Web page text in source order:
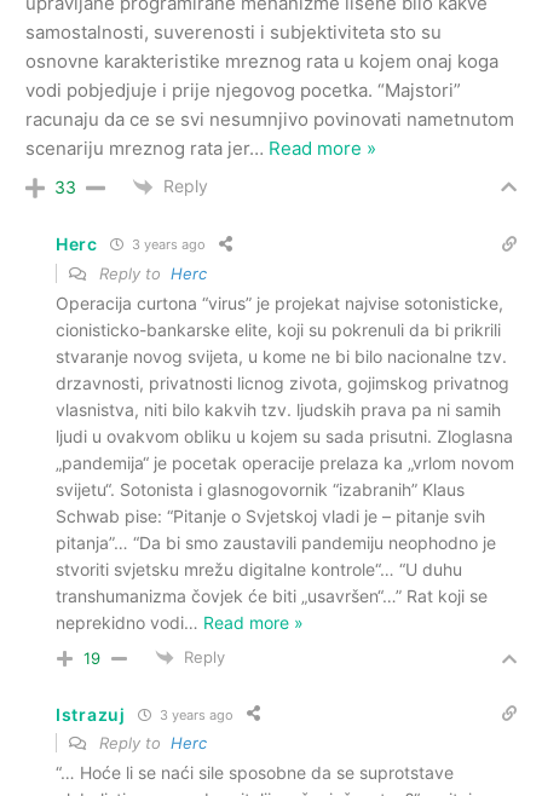
samostalnosti, suverenosti i subjektiviteta sto su
osnovne karakteristike mreznog rata u kojem onaj koga
vodi pobjedjuje i prije njegovog pocetka. “Majstori”
racunaju da ce se svi nesumnjivo povinovati nametnutom
scenariju mreznog rata jer… Read more »
33 Reply
Herc 3 years ago
Reply to Herc
Operacija curtona “virus” je projekat najvise sotonisticke,
cionisticko-bankarske elite, koji su pokrenuli da bi prikrili
stvaranje novog svijeta, u kome ne bi bilo nacionalne tzv.
drzavnosti, privatnosti licnog zivota, gojimskog privatnog
vlasnistva, niti bilo kakvih tzv. ljudskih prava pa ni samih
ljudi u ovakvom obliku u kojem su sada prisutni. Zloglasna
„pandemija“ je pocetak operacije prelaza ka „vrlom novom
svijetu“. Sotonista i glasnogovornik “izabranih” Klaus
Schwab pise: “Pitanje o Svjetskoj vladi je – pitanje svih
pitanja”… “Da bi smo zaustavili pandemiju neophodno je
stvoriti svjetsku mrežu digitalne kontrole“… “U duhu
transhumanizma čovjek će biti „usavršen“…” Rat koji se
neprekidno vodi… Read more »
19 Reply
Istrazuj 3 years ago
Reply to Herc
“… Hoće li se naći sile sposobne da se suprotstave